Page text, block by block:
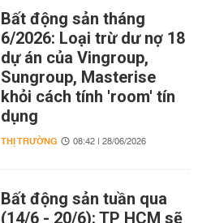
Bất động sản tháng
6/2026: Loại trừ dư nợ 18
dự án của Vingroup,
Sungroup, Masterise
khỏi cách tính 'room' tín
dụng
THỊ TRƯỜNG 08:42 | 28/06/2026
Bất động sản tuần qua
(14/6 - 20/6): TP HCM sẽ